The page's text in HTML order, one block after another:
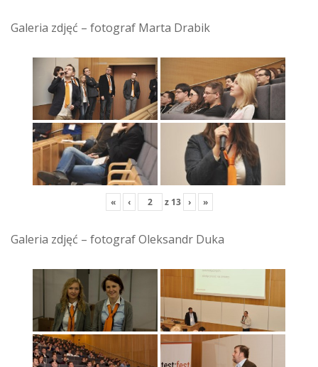
Galeria zdjęć – fotograf Marta Drabik
« ‹ z 13 › »
Galeria zdjęć – fotograf Oleksandr Duka